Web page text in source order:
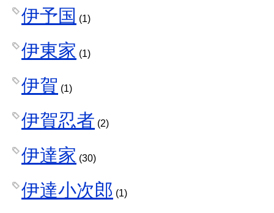
伊予国 (1)
伊東家 (1)
伊賀 (1)
伊賀忍者 (2)
伊達家 (30)
伊達小次郎 (1)